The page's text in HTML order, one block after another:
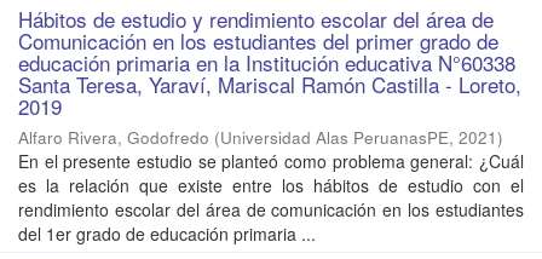
Hábitos de estudio y rendimiento escolar del área de
Comunicación en los estudiantes del primer grado de
educación primaria en la Institución educativa N°60338
Santa Teresa, Yaraví, Mariscal Ramón Castilla - Loreto,
2019
Alfaro Rivera, Godofredo (Universidad Alas PeruanasPE, 2021)
En el presente estudio se planteó como problema general: ¿Cuál
es la relación que existe entre los hábitos de estudio con el
rendimiento escolar del área de comunicación en los estudiantes
del 1er grado de educación primaria ...